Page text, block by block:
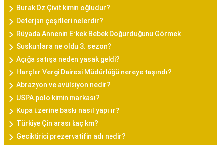
Burak Öz Çivit kimin oğludur?
Deterjan çeşitleri nelerdir?
Rüyada Annenin Erkek Bebek Doğurduğunu Görmek
Suskunlara ne oldu 3. sezon?
Açığa satışa neden yasak geldi?
Harçlar Vergi Dairesi Müdürlüğü nereye taşındı?
Abrazyon ve avülsiyon nedir?
USPA.polo kimin markası?
Kupa üzerine baskı nasıl yapılır?
Türkiye Çin arası kaç km?
Geciktirici prezervatifin adı nedir?